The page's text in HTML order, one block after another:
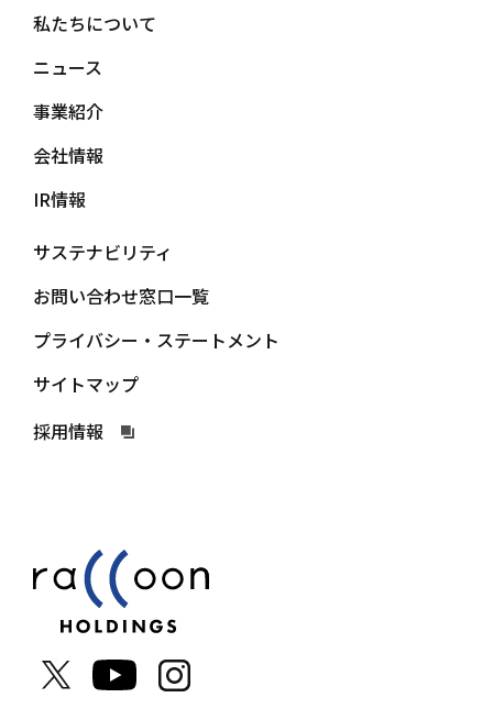
私たちについて
ニュース
事業紹介
会社情報
IR情報
サステナビリティ
お問い合わせ窓口一覧
プライバシー・ステートメント
サイトマップ
採用情報